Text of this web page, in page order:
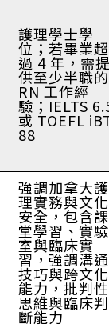
護理學士學
位；若畢業超
過 4 年，需
供至少半職的
RN 工作經
驗；IELTS
或 TOEFL
88
強調加拿大護
理實務與文化
安全，包含課
堂學習、實驗
室與臨床實
習，強調溝通
技巧與跨文化
能力，批判性
思維與臨床判
斷能力